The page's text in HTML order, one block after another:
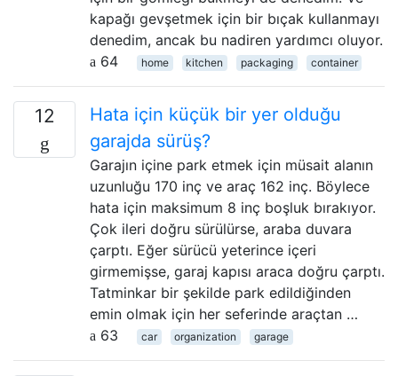
kapağı gevşetmek için bir bıçak kullanmayı
denedim, ancak bu nadiren yardımcı oluyor.
64
home kitchen packaging container
12
Hata için küçük bir yer olduğu
garajda sürüş?
Garajın içine park etmek için müsait alanın
uzunluğu 170 inç ve araç 162 inç. Böylece
hata için maksimum 8 inç boşluk bırakıyor.
Çok ileri doğru sürülürse, araba duvara
çarptı. Eğer sürücü yeterince içeri
girmemişse, garaj kapısı araca doğru çarptı.
Tatminkar bir şekilde park edildiğinden
emin olmak için her seferinde araçtan …
63
car organization garage